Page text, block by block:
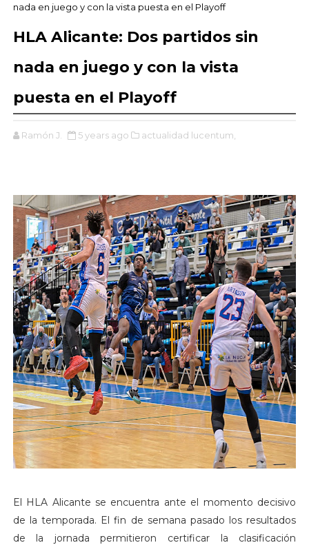
nada en juego y con la vista puesta en el Playoff
HLA Alicante: Dos partidos sin
nada en juego y con la vista
puesta en el Playoff
Ramón J. 5 years ago actualidad lucentum,
El HLA Alicante se encuentra ante el momento decisivo
de la temporada. El fin de semana pasado los resultados
de la jornada permitieron certificar la clasificación